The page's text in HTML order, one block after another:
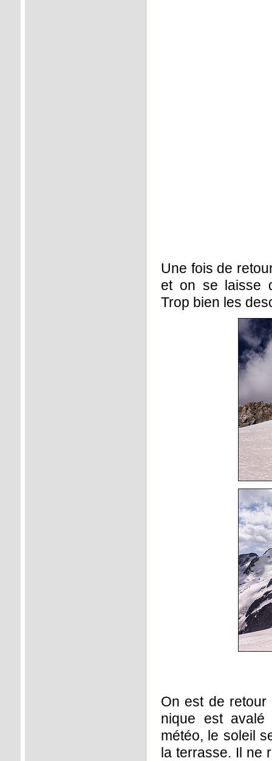
Une fois de
et on se laisse
Trop bien les
On est de retour
nique est avalé
météo, le soleil
la terrasse. Il ne